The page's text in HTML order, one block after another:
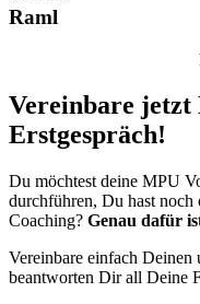
Raml
Vereinbare jetzt
Erstgespräch!
Du möchtest deine MPU
durchführen, Du hast noch
Coaching? Genau dafür
Vereinbare einfach
beantworten Dir all Deine